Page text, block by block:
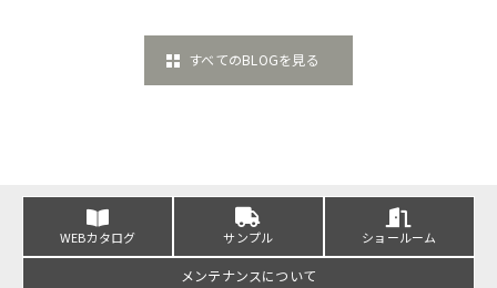
すべてのBLOGを見る
WEBカタログ サンプル ショールーム
メンテナンスについて